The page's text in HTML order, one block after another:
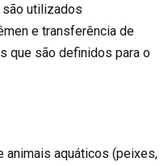
utilizados
e transferência de
que são definidos para o
animais aquáticos (peixes,